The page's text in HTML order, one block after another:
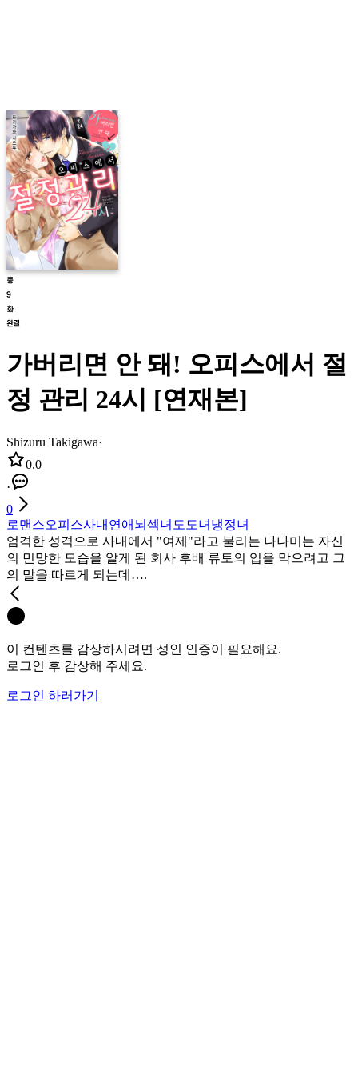
가버리면 안 돼! 오피스에서 절
정 관리 24시 [연재본]
Shizuru Takigawa·
0.0
·
0
로맨스오피스사내연애 뇌섹녀 도도녀 냉정녀
엄격한 성격으로 사내에서 "여제"라고 불리는 나나미는 자신
의 민망한 모습을 알게 된 회사 후배 류토의 입을 막으려고 그
의 말을 따르게 되는데….
이 컨텐츠를 감상하시려면 성인 인증이 필요해요.
로그인 후 감상해 주세요.
로그인 하러가기